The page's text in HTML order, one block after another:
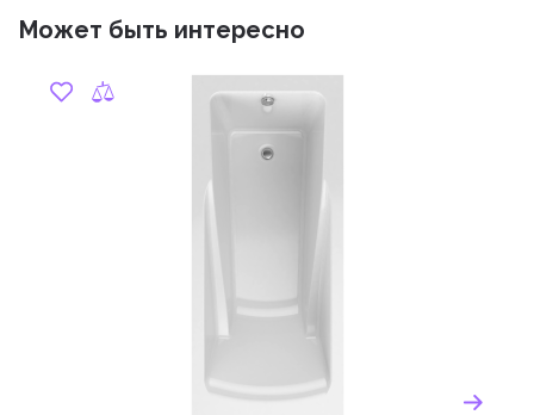
Может быть интересно